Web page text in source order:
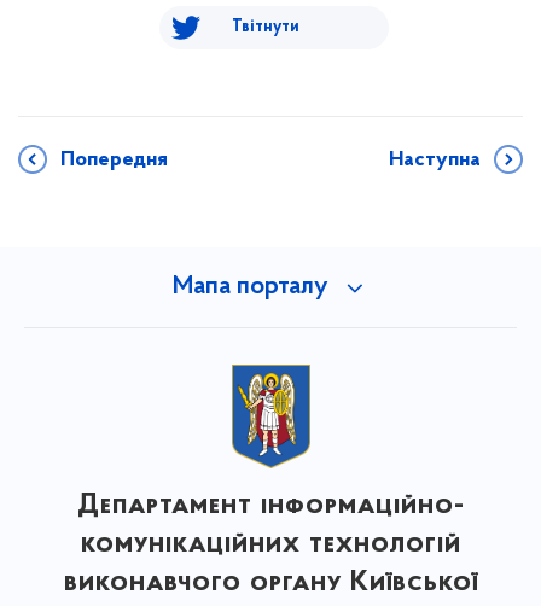
Твітнути
Попередня Наступна
Мапа порталу
Департамент інформаційно-
комунікаційних технологій
виконавчого органу Київської